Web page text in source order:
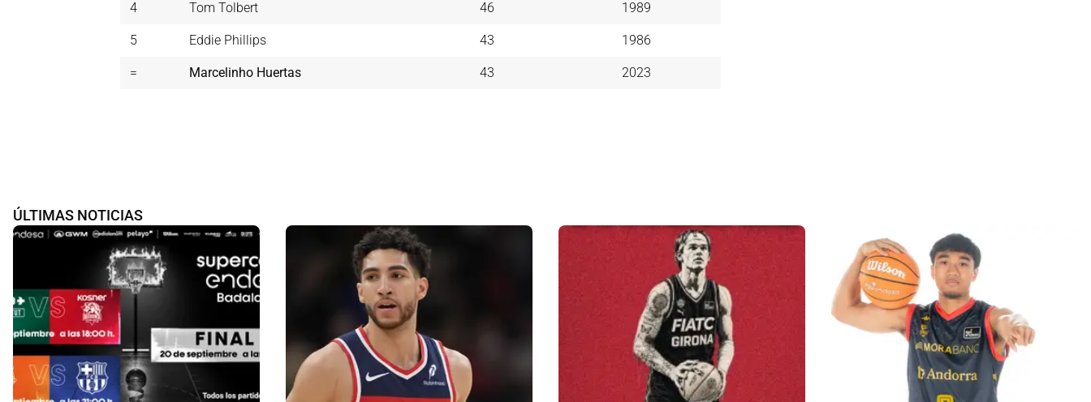
4 Tom Tolbert 46 1989
5 Eddie Phillips 43 1986
= Marcelinho Huertas 43 2023
ÚLTIMAS NOTICIAS